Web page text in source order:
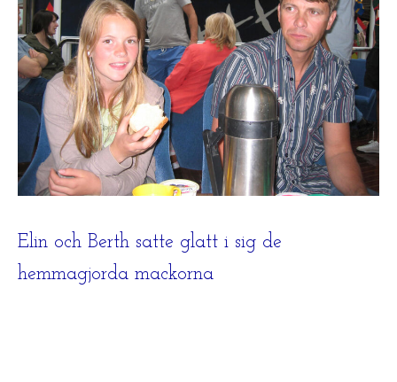
Elin och Berth satte glatt i sig de
hemmagjorda mackorna